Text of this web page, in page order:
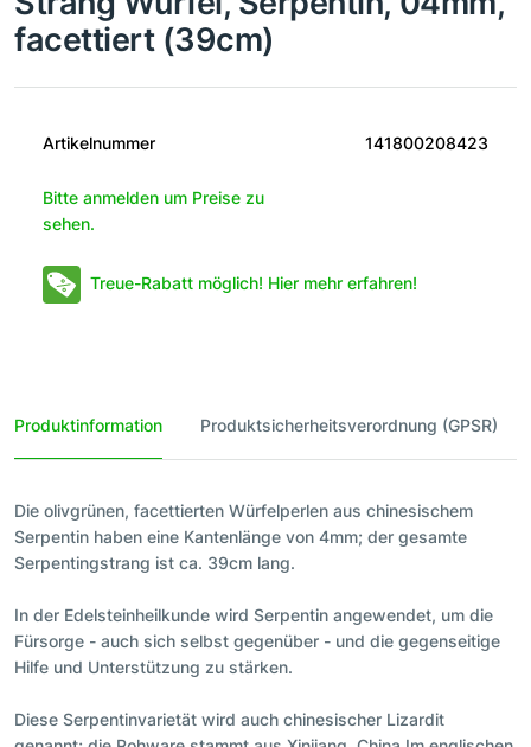
facettiert (39cm)
Artikelnummer 141800208423
Bitte anmelden um Preise zu
sehen.
Treue-Rabatt möglich! Hier mehr erfahren!
Produktinformation Produktsicherheitsverordnung (GPSR)
Die olivgrünen, facettierten Würfelperlen aus chinesischem
Serpentin haben eine Kantenlänge von 4mm; der gesamte
Serpentingstrang ist ca. 39cm lang.
In der Edelsteinheilkunde wird Serpentin angewendet, um die
Fürsorge - auch sich selbst gegenüber - und die gegenseitige
Hilfe und Unterstützung zu stärken.
Diese Serpentinvarietät wird auch chinesischer Lizardit